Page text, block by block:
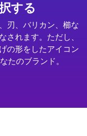
する
刃、バリカン、櫛な
されます。ただし、
の形をしたアイコン
たのブランド。